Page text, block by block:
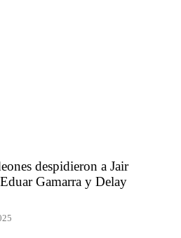
despidieron a Jair
Gamarra y Delay